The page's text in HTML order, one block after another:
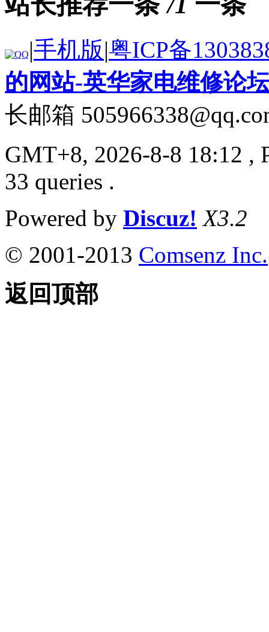
|手机版|粤ICP备
的网站-英华家电维修论
长邮箱
GMT+8, 2026-8-8 18:12 ,
33 queries .
Powered by Discuz! X3.2
© 2001-2013 Comsenz Inc.
返回顶部